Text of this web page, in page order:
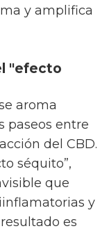
y amplifica
"efecto
aroma
paseos entre
del CBD.
séquito”,
que
y
es